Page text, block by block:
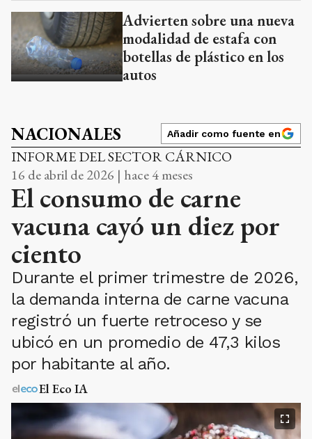
Advierten sobre una nueva
modalidad de estafa con
botellas de plástico en los
autos
NACIONALES Añadir como fuente en
INFORME DEL SECTOR CÁRNICO
16 de abril de 2026 | hace 4 meses
El consumo de carne
vacuna cayó un diez por
ciento
Durante el primer trimestre de 2026,
la demanda interna de carne vacuna
registró un fuerte retroceso y se
ubicó en un promedio de 47,3 kilos
por habitante al año.
El Eco IA